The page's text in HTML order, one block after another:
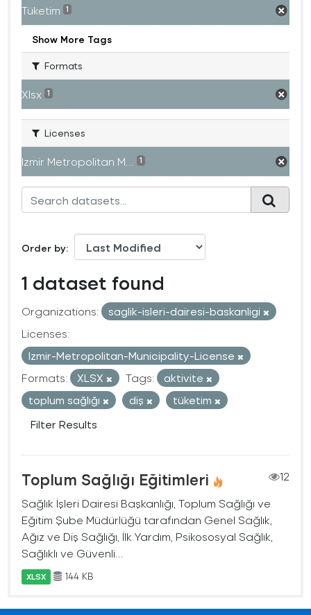
Tüketim 1
Show More Tags
Formats
Xlsx 1
Licenses
Izmir Metropolitan M... 1
Order by
1 dataset found
Organizations:
saglik-isleri-dairesi-baskanligi
Licenses:
Izmir-Metropolitan-Municipality-License
Formats:
XLSX Tags:
aktivite
toplum sağlığı
diş
tüketim
Filter Results
Toplum Sağlığı Eğitimleri
12
Sağlık İşleri Dairesi Başkanlığı, Toplum Sağlığı ve
Eğitim Şube Müdürlüğü tarafından Genel Sağlık,
Ağız ve Diş Sağlığı, İlk Yardım, Psikososyal Sağlık,
Sağlıklı ve Güvenli...
XLSX 144 KB